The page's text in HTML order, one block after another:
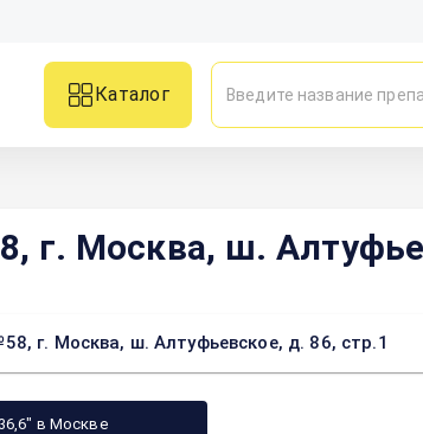
Каталог
г. Москва, ш.
г. Москва, ш. Алтуфьевское, д. 86, стр.1
в Москве